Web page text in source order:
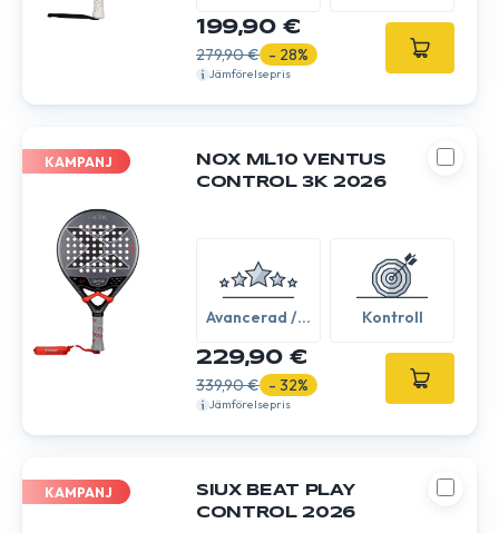
199,90 €
279,90 € - 28%
Jämförelsepris
KAMPANJ
NOX ML10 VENTUS
CONTROL 3K 2026
Avancerad /
Kontroll
229,90 €
339,90 € - 32%
Jämförelsepris
KAMPANJ
SIUX BEAT PLAY
CONTROL 2026